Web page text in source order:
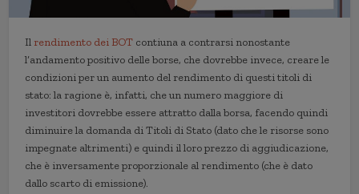
Il rendimento dei BOT contiuna a contrarsi nonostante
l’andamento positivo delle borse, che dovrebbe invece, creare le
condizioni per un aumento del rendimento di questi titoli di
stato: la ragione è, infatti, che un numero maggiore di
investitori dovrebbe essere attratto dalla borsa, facendo quindi
diminuire la domanda di Titoli di Stato (dato che le risorse sono
impegnate altrimenti) e quindi il loro prezzo di aggiudicazione,
che è inversamente proporzionale al rendimento (che è dato
dallo scarto di emissione).